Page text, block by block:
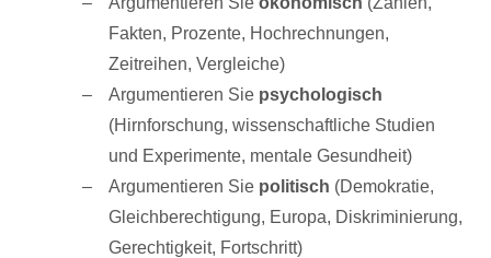
Fakten, Prozente, Hochrechnungen,
Zeitreihen, Vergleiche)
Argumentieren Sie psychologisch
(Hirnforschung, wissenschaftliche Studien
und Experimente, mentale Gesundheit)
Argumentieren Sie politisch (Demokratie,
Gleichberechtigung, Europa, Diskriminierung,
Gerechtigkeit, Fortschritt)